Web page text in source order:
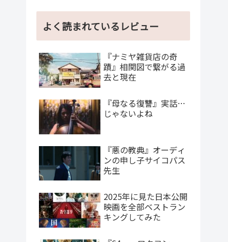
よく読まれているレビュー
『ナミヤ雑貨店の奇
蹟』相関図で繋がる過
去と現在
『母なる復讐』実話…
じゃないよね
『悪の教典』オーディ
ンの申し子サイコパス
先生
2025年に見た日本公開
映画を全部ベストラン
キングしてみた